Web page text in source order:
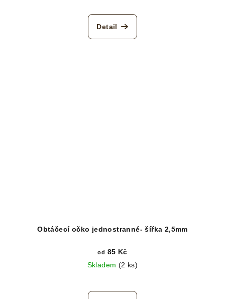
Detail
Obtáčecí očko jednostranné- šířka 2,5mm
od 85 Kč
Skladem (2 ks)